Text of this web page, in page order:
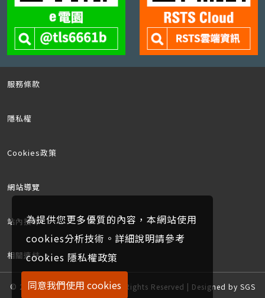
服務條款
隱私權
Cookies政策
網站導覽
站內搜尋
相關連結
© 2019~2026 SGS TAIWAN All Rights Reserved | Designed by SGS
為提供您更多優質的內容，本網站使用
cookies分析技術。詳細說明請參考
cookies 隱私權政策
同意我們使用 cookies